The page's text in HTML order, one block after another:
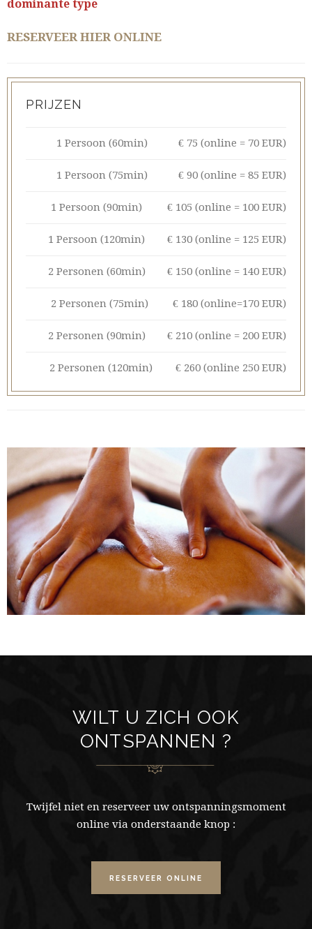
dominante type
RESERVEER HIER ONLINE
PRIJZEN
1 Persoon (60min) € 75 (online = 70 EUR)
1 Persoon (75min) € 90 (online = 85 EUR)
1 Persoon (90min) € 105 (online = 100 EUR)
1 Persoon (120min) € 130 (online = 125 EUR)
2 Personen (60min) € 150 (online = 140 EUR)
2 Personen (75min) € 180 (online=170 EUR)
2 Personen (90min) € 210 (online = 200 EUR)
2 Personen (120min) € 260 (online 250 EUR)
WILT U ZICH OOK
ONTSPANNEN ?
Twijfel niet en reserveer uw ontspanningsmoment
online via onderstaande knop :
RESERVEER ONLINE